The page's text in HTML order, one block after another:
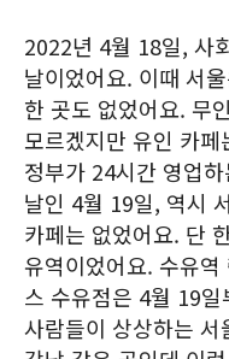
2022년 4월 18일, 사
날이었어요. 이때 서
한 곳도 없었어요. 무
모르겠지만 유인 카
정부가 24시간 영업
날인 4월 19일, 역시
카페는 없었어요. 단
유역이었어요. 수유
스 수유점은 4월 19
사람들이 상상하는